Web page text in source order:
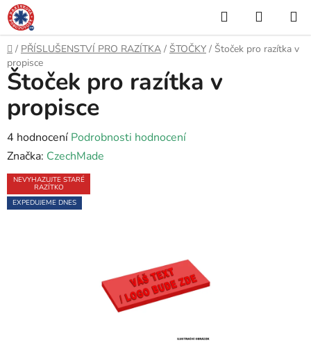
Přejít
na
obsah
Hledat
KOŠÍK
Domů
/ PŘÍSLUŠENSTVÍ PRO RAZÍTKA / ŠTOČKY / Štoček pro razítka v
propisce
Štoček pro razítka v
propisce
Průměrné
hodnocení
produktu
je
5,0
4 hodnocení Podrobnosti hodnocení
Značka: CzechMade
NEVYHAZUJTE STARÉ
RAZÍTKO
EXPEDUJEME DNES